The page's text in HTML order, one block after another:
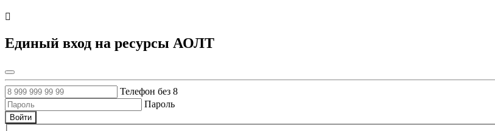
Единый вход на ресурсы АОЛТ
Телефон без 8
Пароль
Войти